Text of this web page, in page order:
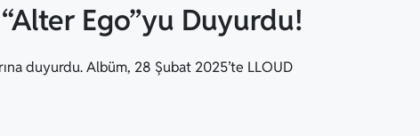
Ego”yu Duyurdu!
duyurdu. Albüm, 28 Şubat 2025’te LLOUD